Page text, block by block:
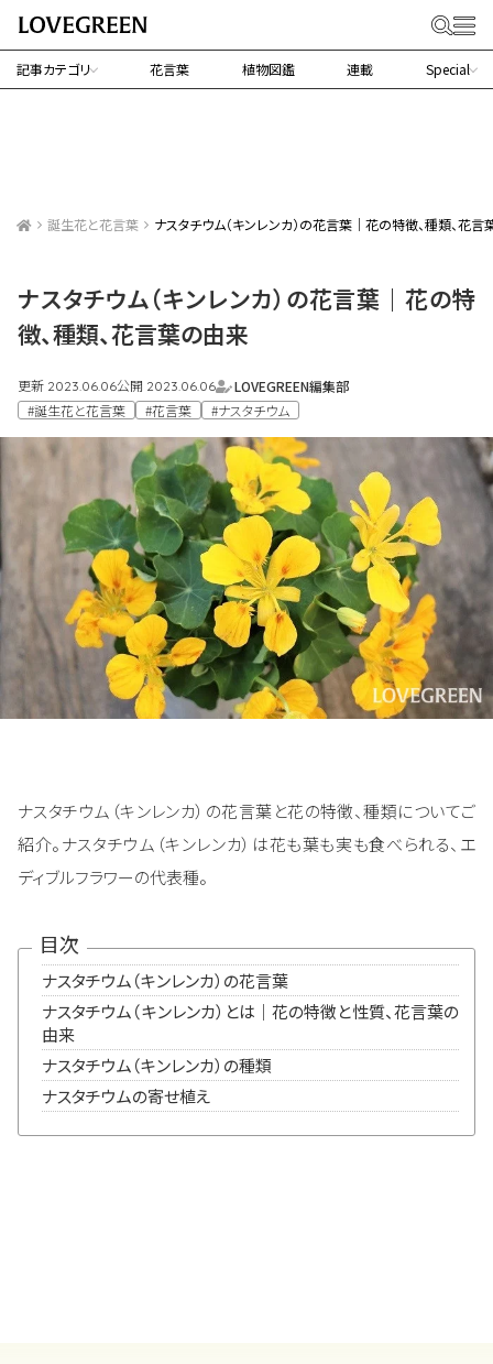
記事カテゴリ 花言葉 植物図鑑 連載 Special
誕生花と花言葉 ナスタチウム（キンレンカ）の花言葉｜花の特徴、種類、花
ナスタチウム（キンレンカ）の花言葉｜花の特
徴、種類、花言葉の由来
更新 2023.06.06公開 2023.06.06
LOVEGREEN編集部
#誕生花と花言葉
#花言葉 #ナスタチウム
ナスタチウム（キンレンカ）の花言葉と花の特徴、種類についてご
紹介。ナスタチウム（キンレンカ）は花も葉も実も食べられる、エ
ディブルフラワーの代表種。
目次
ナスタチウム（キンレンカ）の花言葉
ナスタチウム（キンレンカ）とは｜花の特徴と性質、花言葉の
由来
ナスタチウム（キンレンカ）の種類
ナスタチウムの寄せ植え